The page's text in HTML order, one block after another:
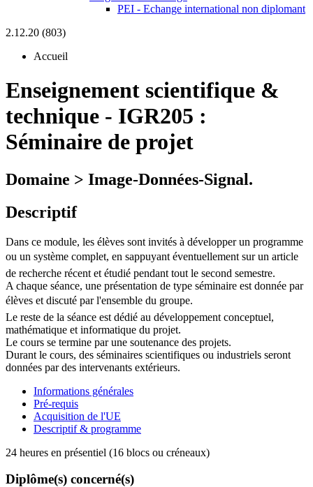
PEI - Echange international non diplomant
2.12.20 (803)
Accueil
Enseignement scientifique &
technique - IGR205 :
Séminaire de projet
Domaine > Image-Données-Signal.
Descriptif
Dans ce module, les élèves sont invités à développer un programme
ou un système complet, en sappuyant éventuellement sur un article
de recherche récent et étudié pendant tout le second semestre.
A chaque séance, une présentation de type séminaire est donnée par
élèves et discuté par l'ensemble du groupe.
Le reste de la séance est dédié au développement conceptuel,
mathématique et informatique du projet.
Le cours se termine par une soutenance des projets.
Durant le cours, des séminaires scientifiques ou industriels seront
données par des intervenants extérieurs.
Informations générales
Pré-requis
Acquisition de l'UE
Descriptif & programme
24 heures en présentiel (16 blocs ou créneaux)
Diplôme(s) concerné(s)